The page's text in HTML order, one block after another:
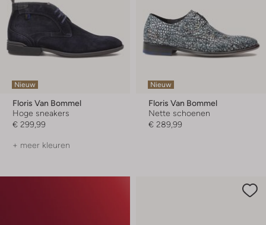
Nieuw
Floris Van Bommel
Hoge sneakers
€ 299,99
+ meer kleuren
Nieuw
Floris Van Bommel
Nette schoenen
€ 289,99